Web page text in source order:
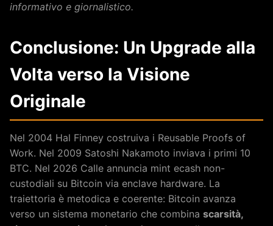
informativo e giornalistico.
Conclusione: Un Upgrade alla
Volta verso la Visione
Originale
Nel 2004 Hal Finney costruiva i Reusable Proofs of
Work. Nel 2009 Satoshi Nakamoto inviava i primi 10
BTC. Nel 2026 Calle annuncia mint ecash non-
custodiali su Bitcoin via enclave hardware. La
traiettoria è metodica e coerente: Bitcoin avanza
verso un sistema monetario che combina scarsità,